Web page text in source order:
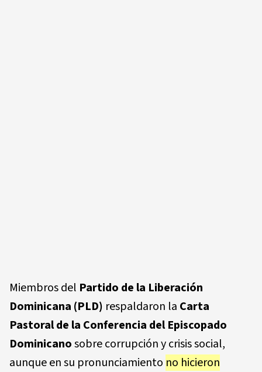
Miembros del Partido de la Liberación
Dominicana (PLD) respaldaron la Carta
Pastoral de la Conferencia del Episcopado
Dominicanosobre corrupción y crisis social,
aunque en su pronunciamiento no hicieron